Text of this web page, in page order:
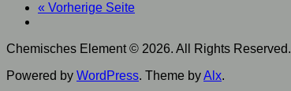
« Vorherige Seite
Chemisches Element © 2026. All Rights Reserved.
Powered by WordPress. Theme byAlx.